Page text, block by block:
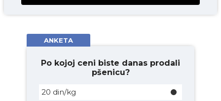
ANKETA
Po kojoj ceni biste danas prodali
pšenicu?
20 din/kg